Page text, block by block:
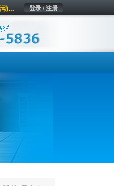
登录 / 注册
...